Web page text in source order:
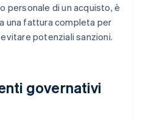
personale di un acquisto, è
una fattura completa per
potenziali sanzioni.
governativi